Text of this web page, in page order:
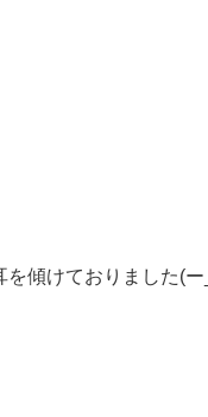
傾けておりました(ー